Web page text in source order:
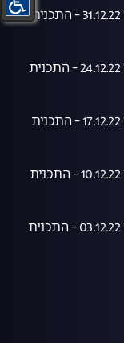
המטה המרכזי 31.12.22 - התכנית
המטה המרכזי 24.12.22 - התכנית
המטה המרכזי 17.12.22 - התכנית
המטה המרכזי 10.12.22 - התכנית
המטה המרכזי 03.12.22 - התכנית